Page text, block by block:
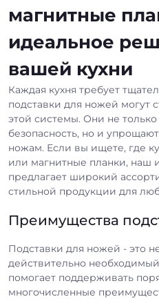
магнитные
идеальное
вашей кухни
Каждая кухня требует
подставки для ножей могут
этой системы. Они не
безопасность, но и
ножам. Если вы ищете, где
или магнитные планки, наш
предлагает широкий
стильной продукции для
Преимущества
Подставки для ножей - это
действительно
помогает поддерживать
многочисленные